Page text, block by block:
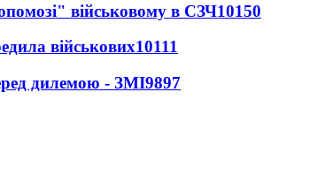
військовому в СЗЧ10150
військових10111
дилемою - ЗМІ9897